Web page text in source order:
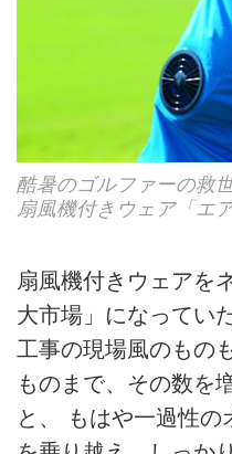
酷暑のゴルファーの救
扇風機付きウェア「エ
扇風機付きウェアを
大市場」になってい
工事の現場風のもの
ものまで、その数を
と、 もはや一過性の